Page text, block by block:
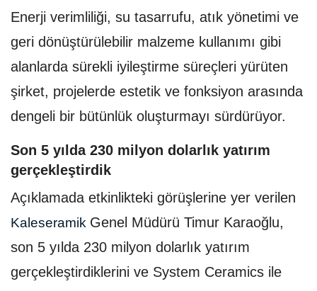
Enerji verimliliği, su tasarrufu, atık yönetimi ve
geri dönüştürülebilir malzeme kullanımı gibi
alanlarda sürekli iyileştirme süreçleri yürüten
şirket, projelerde estetik ve fonksiyon arasında
dengeli bir bütünlük oluşturmayı sürdürüyor.
Son 5 yılda 230 milyon dolarlık yatırım
gerçekleştirdik
Açıklamada etkinlikteki görüşlerine yer verilen
Kaleseramik Genel Müdürü Timur Karaoğlu,
son 5 yılda 230 milyon dolarlık yatırım
gerçekleştirdiklerini ve System Ceramics ile